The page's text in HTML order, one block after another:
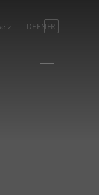
DEENFR